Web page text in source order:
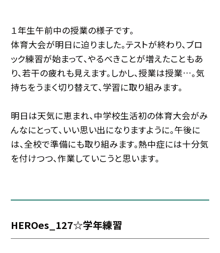
１年生午前中の授業の様子です。
体育大会が明日に迫りました。テストが終わり、ブロ
ック練習が始まって、やるべきことが増えたこともあ
り、若干の疲れも見えます。しかし、授業は授業…。気
持ちをうまく切り替えて、学習に取り組みます。
明日は天気に恵まれ、中学校生活初の体育大会がみ
んなにとって、いい思い出になりますように。午後に
は、全校で準備にも取り組みます。熱中症には十分気
を付けつつ、作業していこうと思います。
HEROes_127☆学年練習